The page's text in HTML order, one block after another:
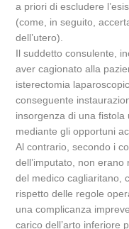
a priori di escludere
(come, in seguito,
dell’utero).
Il suddetto consulente,
aver cagionato alla
isterectomia
conseguente
insorgenza di una
mediante gli opportuni
Al contrario, secondo i
dell’imputato, non erano
del medico cagliaritano,
rispetto delle regole
una complicanza
carico dell’arto inferiore